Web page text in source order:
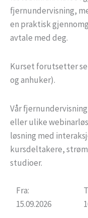
fjernundervisning,
en praktisk
avtale med deg.
Kurset forutsetter
og anhuker).
Vår
eller ulike
løsning med
kursdeltakere,
studioer.
Fra:
15.09.2026